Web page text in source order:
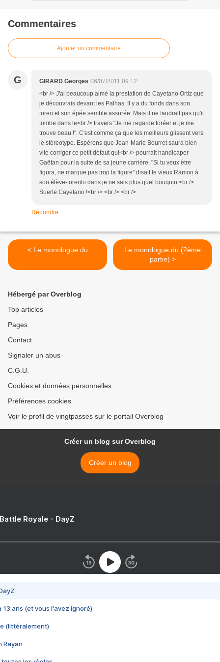
Commentaires
Ajouter un commentaire
G GIRARD Georges 06/07/2011 09:12
<br /> J'ai beaucoup aimé la prestation de Cayetano Ortiz que
je découvrais devant les Palhas. Il y a du fonds dans son
toreo et son épée semble assurée. Mais il ne faudrait pas qu'il
tombe dans le<br /> travers "Je me regarde toréer et je me
trouve beau !". C'est comme ça que les meilleurs glissent vers
le stéreotype. Espérons que Jean-Marie Bourret saura bien
vite corriger ce petit défaut qui<br /> pourrait handicaper
Gaëtan pour la suite de sa jeune carrière. "Si tu veux être
figura, ne marque pas trop la figure" disait le vieux Ramon à
son élève-torerito dans je ne sais plus quel bouquin.<br />
Suerte Cayetano !<br /> <br /> <br />
Répondre
< Le monologue du
Le monologue du (2ème
partie) >
Hébergé par Overblog
Top articles
Pages
Contact
Signaler un abus
C.G.U.
Cookies et données personnelles
Préférences cookies
Voir le profil de vingtpasses sur le portail Overblog
Créer un blog sur Overblog
Créer un blog
Royale - DayZ
13 ans (et vous l'avez ignoré)
(littéralement)
Rayan